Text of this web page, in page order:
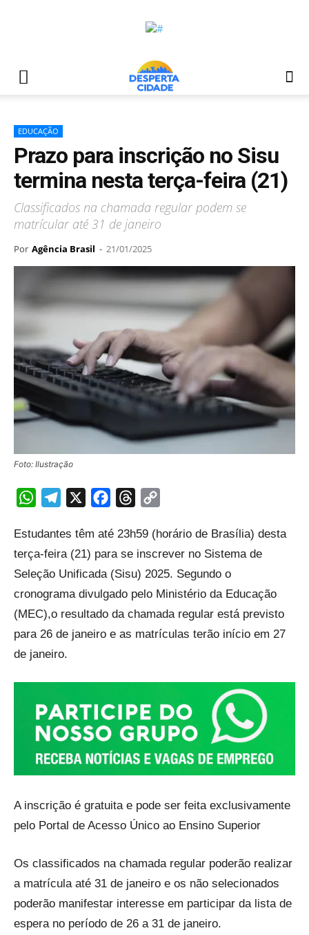
EDUCAÇÃO
Prazo para inscrição no Sisu
termina nesta terça-feira (21)
Classificados na chamada regular podem se
matrícular até 31 de janeiro
Por Agência Brasil - 21/01/2025
Foto: Ilustração
WhatsAppTelegram FacebookThreads
Estudantes têm até 23h59 (horário de Brasília) desta
terça-feira (21) para se inscrever no Sistema de
Seleção Unificada (Sisu) 2025. Segundo o
cronograma divulgado pelo Ministério da Educação
(MEC),o resultado da chamada regular está previsto
para 26 de janeiro e as matrículas terão início em 27
de janeiro.
A inscrição é gratuita e pode ser feita exclusivamente
pelo Portal de Acesso Único ao Ensino Superior
Os classificados na chamada regular poderão realizar
a matrícula até 31 de janeiro e os não selecionados
poderão manifestar interesse em participar da lista de
espera no período de 26 a 31 de janeiro.